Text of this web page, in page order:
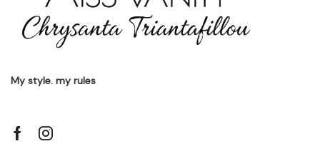
My style. my rules